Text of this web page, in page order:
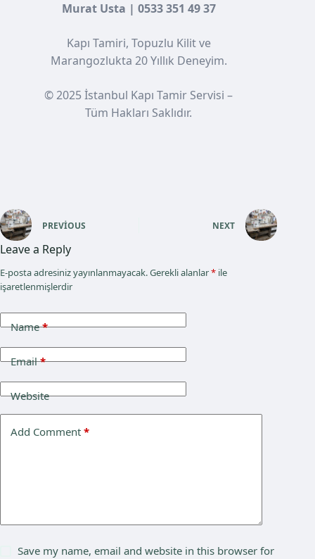
Murat Usta | 0533 351 49 37
Kapı Tamiri, Topuzlu Kilit ve
Marangozlukta 20 Yıllık Deneyim.
© 2025 İstanbul Kapı Tamir Servisi –
Tüm Hakları Saklıdır.
PREVIOUS NEXT
Leave a Reply
E-posta adresiniz yayınlanmayacak.Gerekli alanlar* ile
işaretlenmişlerdir
Name*
Email*
Website
Add Comment *
Save my name, email and website in this browser for